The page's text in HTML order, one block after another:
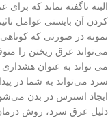
البته ناگفته نماند که
کردن آن بایستی عوامل
نمونه در صورتی که
می‌تواند عرق ریختن را
می تواند به عنوان
سرد می‌تواند به شما در
ایجاد استرس در بدن
دلیل عرق سرد، روش